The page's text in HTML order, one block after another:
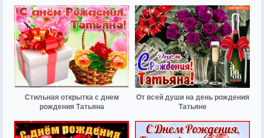
Стильная открытка с днем
рождения Татьяна
От всей души на день рождения
Татьяне